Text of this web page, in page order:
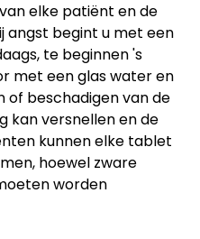
elke patiënt en de
angst begint u met een
te beginnen 's
met een glas water en
of beschadigen van de
kan versnellen en de
kunnen elke tablet
hoewel zware
worden